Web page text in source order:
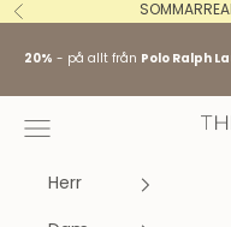
Hoppa till innehållet
Föregående
20% - på allt från Polo Ralph
Öppna
Herr